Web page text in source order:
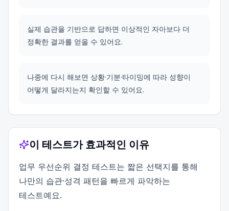
실제 습관을 기반으로 답하면 이상적인 자아보다 더
정확한 결과를 얻을 수 있어요.
나중에 다시 해보면 상황·기분·타이밍에 따라 성향이
어떻게 달라지는지 확인할 수 있어요.
이 테스트가 효과적인 이유
업무 우선순위 결정 테스트는 짧은 선택지를 통해
나만의 습관·성격 패턴을 빠르게 파악하는
테스트예요.